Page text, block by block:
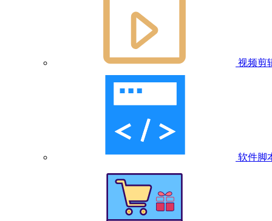
视频剪
软件脚